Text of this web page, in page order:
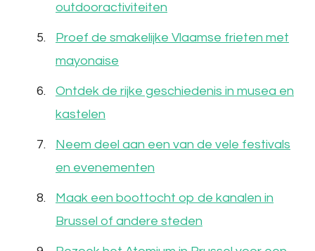
outdooractiviteiten
Proef de smakelijke Vlaamse frieten met
mayonaise
Ontdek de rijke geschiedenis in musea en
kastelen
Neem deel aan een van de vele festivals
en evenementen
Maak een boottocht op de kanalen in
Brussel of andere steden